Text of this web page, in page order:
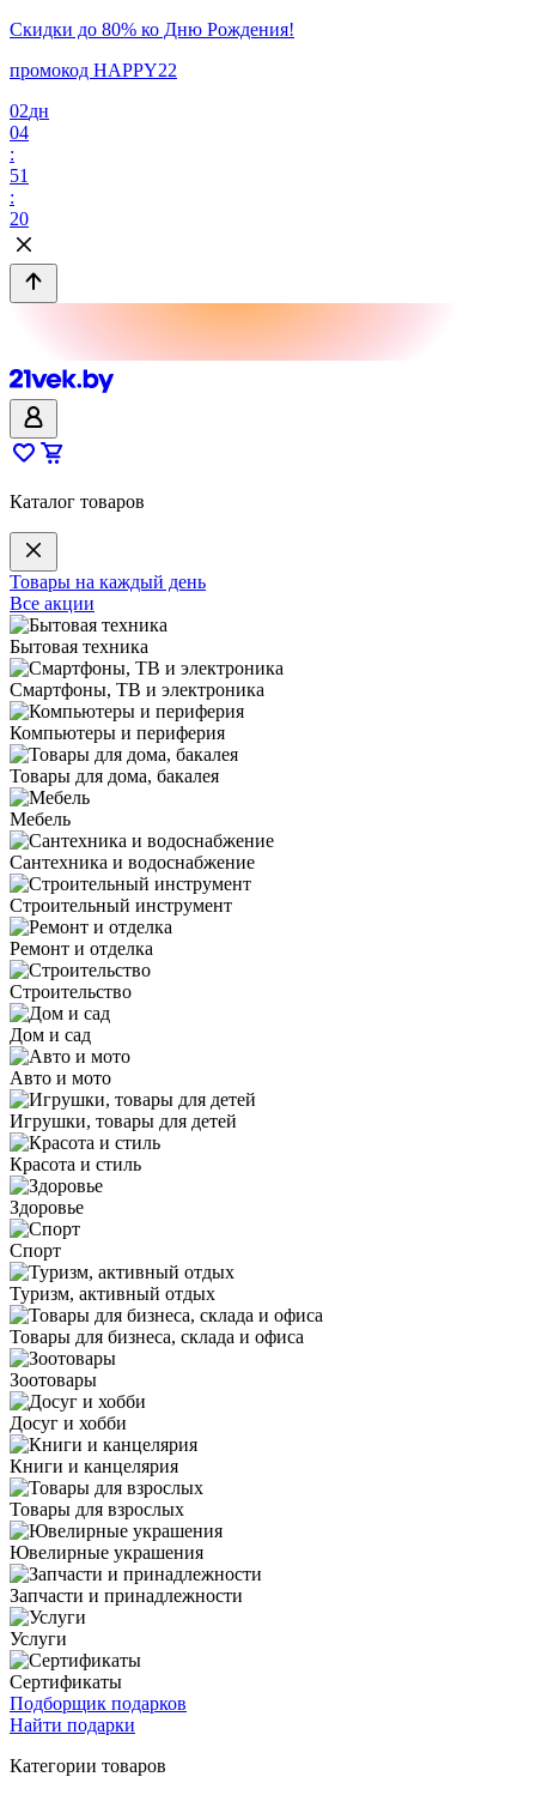
Скидки до 80% ко Дню Рождения!
промокод HAPPY22
02дн
04
:
51
:
20
Каталог товаров
Товары на каждый день
Все акции
Бытовая техника
Смартфоны, ТВ и электроника
Компьютеры и периферия
Товары для дома, бакалея
Мебель
Сантехника и водоснабжение
Строительный инструмент
Ремонт и отделка
Строительство
Дом и сад
Авто и мото
Игрушки, товары для детей
Красота и стиль
Здоровье
Спорт
Туризм, активный отдых
Товары для бизнеса, склада и офиса
Зоотовары
Досуг и хобби
Книги и канцелярия
Товары для взрослых
Ювелирные украшения
Запчасти и принадлежности
Услуги
Сертификаты
Подборщик подарков
Найти подарки
Категории товаров